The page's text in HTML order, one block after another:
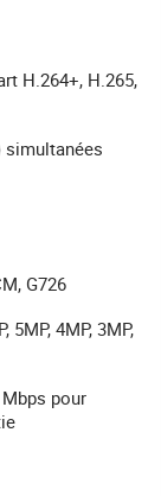
H.264+, H.265,
simultanées
G726
4MP, 3MP,
pour